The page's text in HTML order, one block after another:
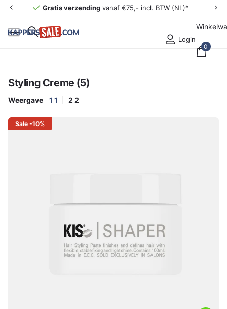
Gratis verzending vanaf €75,- incl. BTW (NL)*
Login
0
Styling Creme (5)
Weergave 1 1 2 2
Sale -10%